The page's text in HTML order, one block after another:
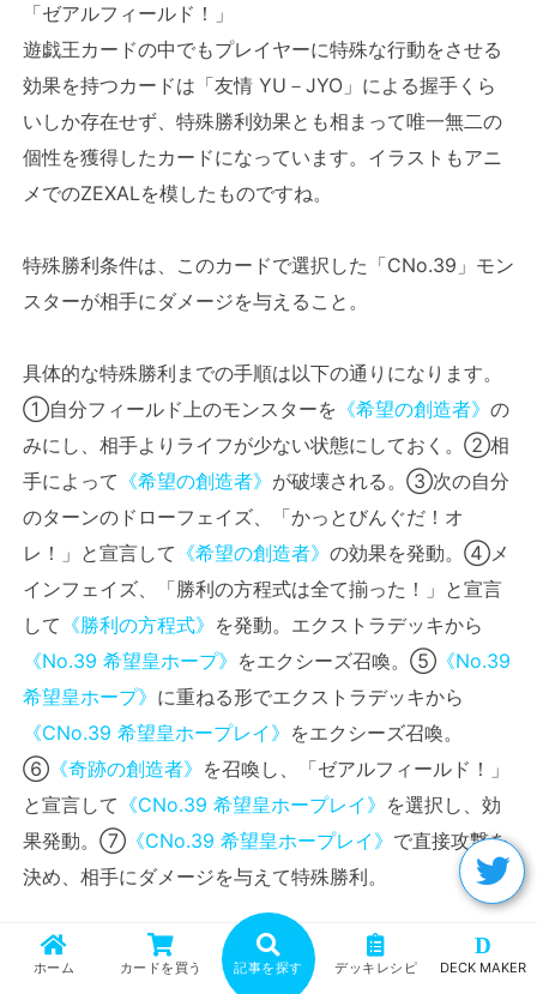
「ゼアルフィールド！」
遊戯王カードの中でもプレイヤーに特殊な行動をさせる
効果を持つカードは「友情 YU－JYO」による握手くら
いしか存在せず、特殊勝利効果とも相まって唯一無二の
個性を獲得したカードになっています。イラストもアニ
メでのZEXALを模したものですね。
特殊勝利条件は、このカードで選択した「CNo.39」モン
スターが相手にダメージを与えること。
具体的な特殊勝利までの手順は以下の通りになります。
①自分フィールド上のモンスターを 《希望の創造者》 の
みにし、相手よりライフが少ない状態にしておく。②相
手によって 《希望の創造者》 が破壊される。③次の自分
のターンのドローフェイズ、「かっとびんぐだ！オ
レ！」と宣言して 《希望の創造者》 の効果を発動。④メ
インフェイズ、「勝利の方程式は全て揃った！」と宣言
して 《勝利の方程式》 を発動。エクストラデッキから
《No.39 希望皇ホープ》 をエクシーズ召喚。⑤ 《No.39
希望皇ホープ》 に重ねる形でエクストラデッキから
《CNo.39 希望皇ホープレイ》 をエクシーズ召喚。
⑥ 《奇跡の創造者》 を召喚し、「ゼアルフィールド！」
と宣言して 《CNo.39 希望皇ホープレイ》 を選択し、効
果発動。⑦ 《CNo.39 希望皇ホープレイ》 で直接攻撃を
決め、相手にダメージを与えて特殊勝利。
工程は多いですが、この中では最初の
《希望の創造者》
が破壊されることが一番難しいことで、それさえクリア
ホーム カードを買う 記事を探す デッキレシピ
D
DECK MAKER